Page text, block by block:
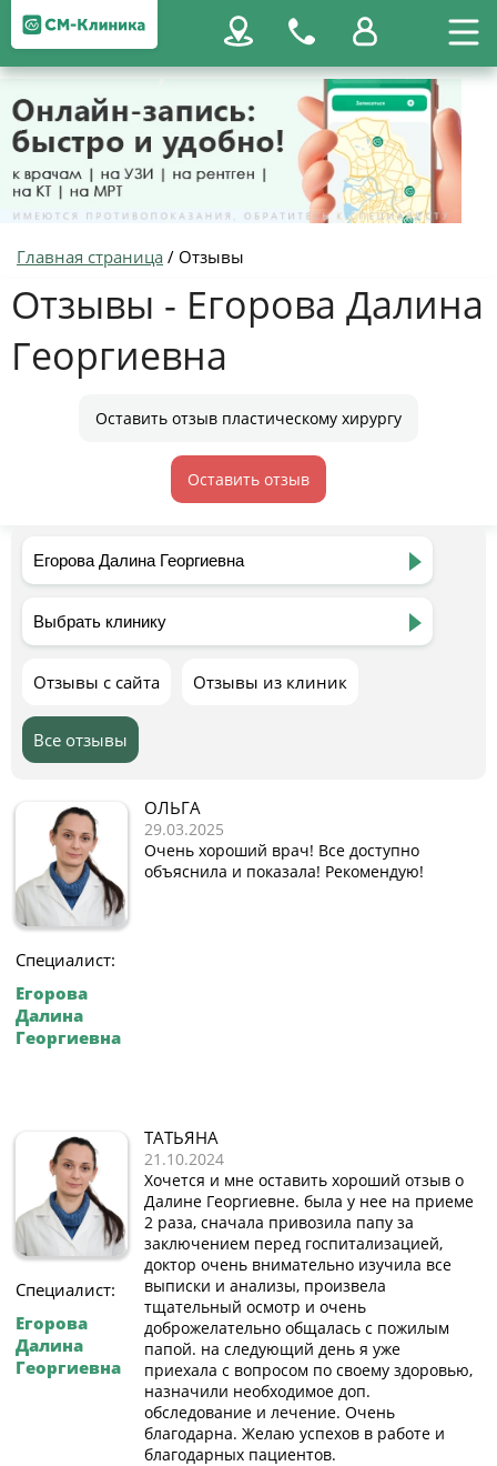
Главная страница / Отзывы
Отзывы - Егорова Далина
Георгиевна
Оставить отзыв пластическому хирургу
Оставить отзыв
Отзывы с сайта Отзывы из клиник
Все отзывы
Специалист:
Егорова
Далина
Георгиевна
ОЛЬГА
29.03.2025
Очень хороший врач! Все доступно
объяснила и показала! Рекомендую!
Специалист:
Егорова
Далина
Георгиевна
ТАТЬЯНА
21.10.2024
Хочется и мне оставить хороший отзыв о
Далине Георгиевне. была у нее на приеме
2 раза, сначала привозила папу за
заключением перед госпитализацией,
доктор очень внимательно изучила все
выписки и анализы, произвела
тщательный осмотр и очень
доброжелательно общалась с пожилым
папой. на следующий день я уже
приехала с вопросом по своему здоровью,
назначили необходимое доп.
обследование и лечение. Очень
благодарна. Желаю успехов в работе и
благодарных пациентов.